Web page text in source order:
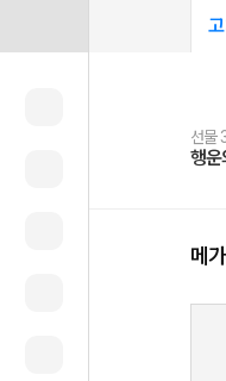
선물
행운
선물
메가
여름
메가
2027
강사
스마
설
메가
3일
메가
메가
사회
희망
메